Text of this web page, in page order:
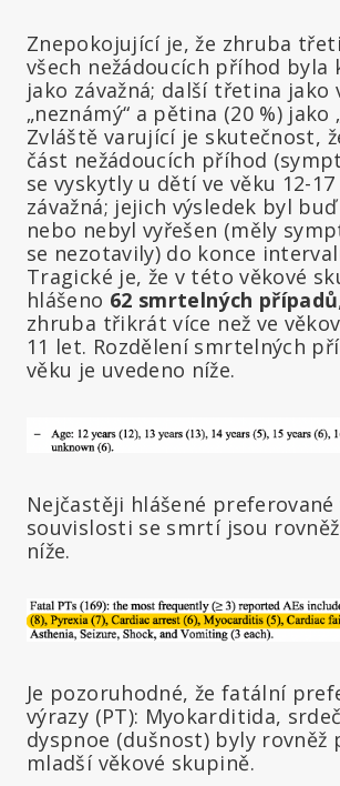
Znepokojující je, že zhruba
všech nežádoucích příhod byla
jako závažná; další třetina jako
„neznámý“ a pětina (20 %) jako
Zvláště varující je skutečnost,
část nežádoucích příhod
se vyskytly u dětí ve věku 12-
závažná; jejich výsledek byl
nebo nebyl vyřešen (měly
se nezotavily) do konce
Tragické je, že v této věkové
hlášeno 62 smrtelných případů
zhruba třikrát více než ve
11 let. Rozdělení smrtelných
věku je uvedeno níže.
Nejčastěji hlášené preferované
souvislosti se smrtí jsou
níže.
Je pozoruhodné, že fatální
výrazy (PT): Myokarditida,
dyspnoe (dušnost) byly rovněž
mladší věkové skupině.